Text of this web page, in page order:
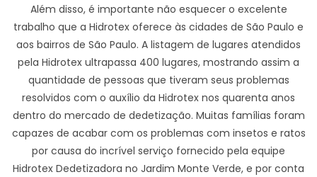
Além disso, é importante não esquecer o excelente
trabalho que a Hidrotex oferece às cidades de São Paulo e
aos bairros de São Paulo. A listagem de lugares atendidos
pela Hidrotex ultrapassa 400 lugares, mostrando assim a
quantidade de pessoas que tiveram seus problemas
resolvidos com o auxílio da Hidrotex nos quarenta anos
dentro do mercado de dedetização. Muitas famílias foram
capazes de acabar com os problemas com insetos e ratos
por causa do incrível serviço fornecido pela equipe
Hidrotex Dedetizadora no Jardim Monte Verde, e por conta